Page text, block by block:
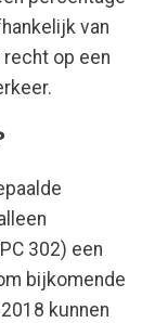
van
recht op een
302) een
bijkomende
kunnen